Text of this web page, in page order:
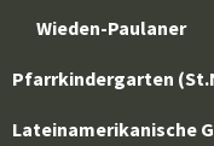
Wieden-Paulaner
Pfarrkindergarten
Lateinamerikanische